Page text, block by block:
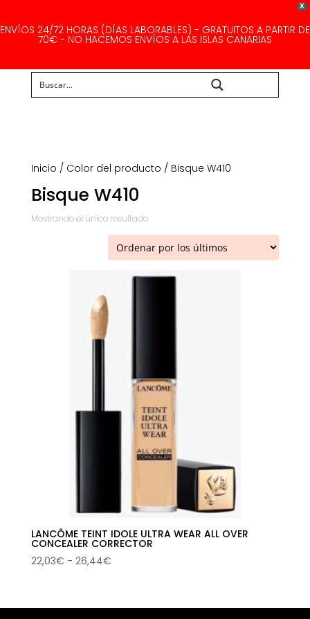
X
ENVÍOS 24/72 HORAS (DÍAS LABORABLES) - GRATUITOS A PARTIR DE
70€ - NO HACEMOS ENVÍOS A LAS ISLAS CANARIAS
Inicio / Color del producto / Bisque W410
Bisque W410
Mostrando el único resultado
LANCÔME TEINT IDOLE ULTRA WEAR ALL OVER
CONCEALER CORRECTOR
22,03€ - 26,44€Rango
desde